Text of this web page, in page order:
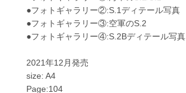
●フォトギャラリー②:S.1ディテール写真
●フォトギャラリー③:空軍のS.2
●フォトギャラリー④:S.2Bディテール写真
2021年12月発売
size: A4
Page:104